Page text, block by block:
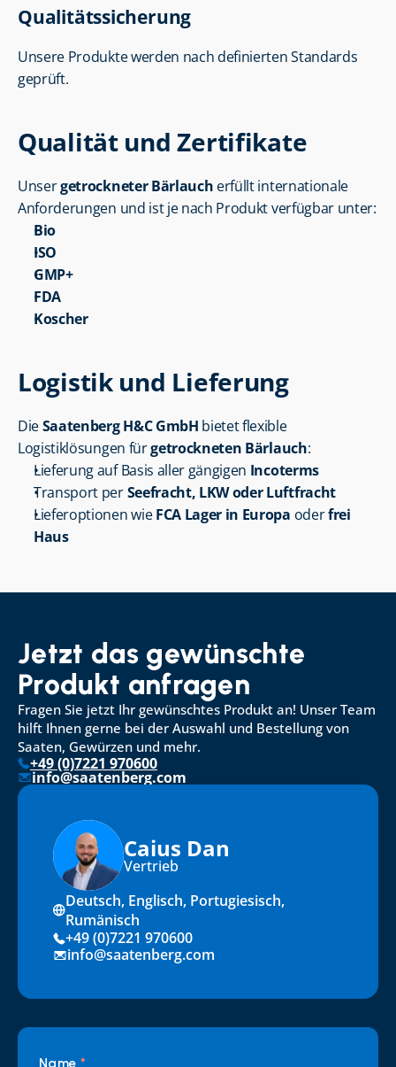
Qualitätssicherung
Unsere Produkte werden nach definierten Standards
geprüft.
Qualität und Zertifikate
Unser getrockneter Bärlauch erfüllt internationale
Anforderungen und ist je nach Produkt verfügbar unter:
Bio
ISO
GMP+
FDA
Koscher
Logistik und Lieferung
Die Saatenberg H&C GmbH bietet flexible
Logistiklösungen für getrockneten Bärlauch:
Lieferung auf Basis aller gängigen Incoterms
Transport per Seefracht, LKW oder Luftfracht
Lieferoptionen wie FCA Lager in Europa oder frei
Haus
Jetzt das gewünschte
Produkt anfragen
Fragen Sie jetzt Ihr gewünschtes Produkt an! Unser Team
hilft Ihnen gerne bei der Auswahl und Bestellung von
Saaten, Gewürzen und mehr.
+49 (0)7221 970600
info@saatenberg.com
Caius Dan
Vertrieb
Deutsch, Englisch, Portugiesisch,
Rumänisch
+49 (0)7221 970600
info@saatenberg.com
Name *